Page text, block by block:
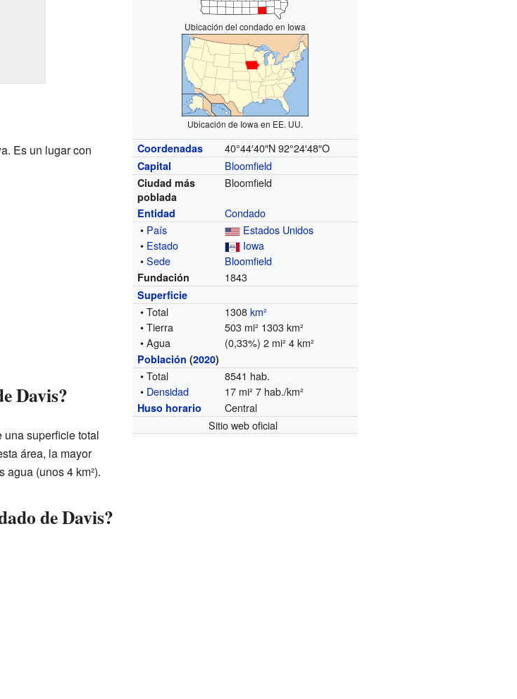
Ubicación del condado en Iowa
Ubicación de Iowa en EE. UU.
Coordenadas 40°44′40″N 92°24′48″O
Capital Bloomfield
Ciudad más
poblada
Bloomfield
Entidad
Condado
• País
Estados Unidos
• Estado
Iowa
•Sede Bloomfield
Fundación 1843
Superficie
• Total 1308km²
• Tierra
503 mi² 1303 km²
• Agua
(0,33%) 2 mi² 4 km²
Población (2020)
• Total
8541 hab.
• Densidad 17 mi² 7 hab./km²
Huso horario
Central
Sitio web oficial
Es un lugar con
Davis?
superficie total
área, la mayor
agua (unos 4 km²).
de Davis?